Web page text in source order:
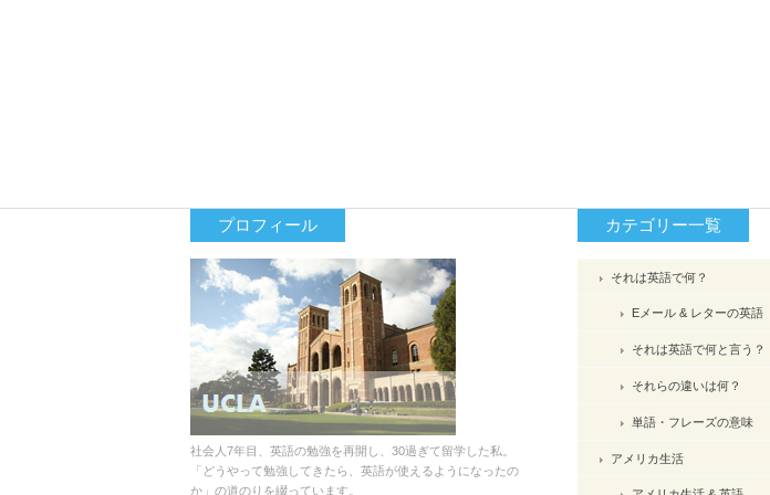
プロフィール
社会人7年目、英語の勉強を再開し、30過ぎて留学した私。
「どうやって勉強してきたら、英語が使えるようになったの
か」の道のりを綴っています。
カテゴリー一覧
それは英語で何？
Eメール & レターの英語
それは英語で何と言う？
それらの違いは何？
単語・フレーズの意味
アメリカ生活